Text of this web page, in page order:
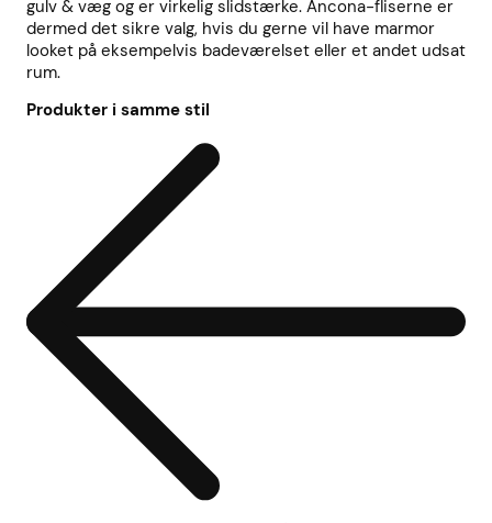
gulv & væg og er virkelig slidstærke. Ancona-fliserne er
dermed det sikre valg, hvis du gerne vil have marmor
looket på eksempelvis badeværelset eller et andet udsat
rum.
Produkter i samme stil